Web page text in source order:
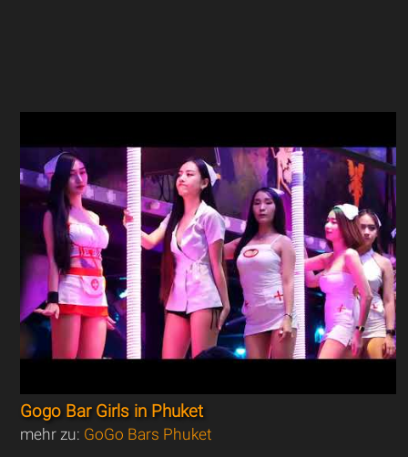
Gogo Bar Girls in Phuket
mehr zu: GoGo Bars Phuket